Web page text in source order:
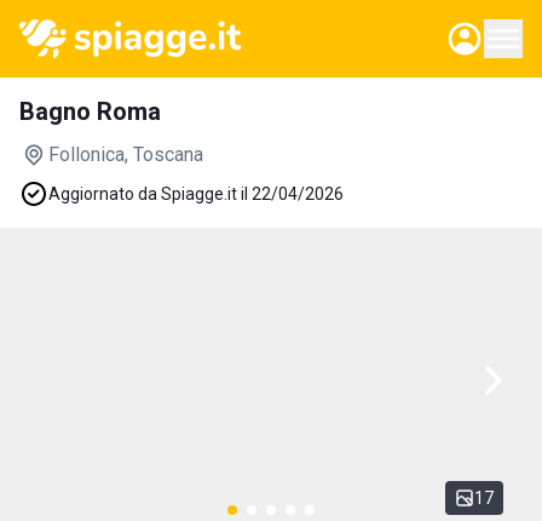
Bagno Roma
Follonica, Toscana
Aggiornato da Spiagge.it il 22/04/2026
17